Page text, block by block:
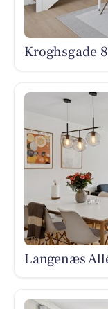
Kroghsgade
Langenæs